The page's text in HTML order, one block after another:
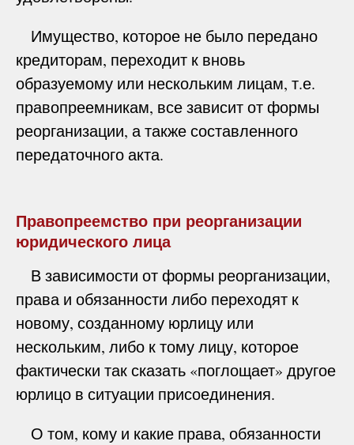
Имущество, которое не было передано
кредиторам, переходит к вновь
образуемому или нескольким лицам, т.е.
правопреемникам, все зависит от формы
реорганизации, а также составленного
передаточного акта.
Правопреемство при реорганизации
юридического лица
В зависимости от формы реорганизации,
права и обязанности либо переходят к
новому, созданному юрлицу или
нескольким, либо к тому лицу, которое
фактически так сказать «поглощает» другое
юрлицо в ситуации присоединения.
О том, кому и какие права, обязанности